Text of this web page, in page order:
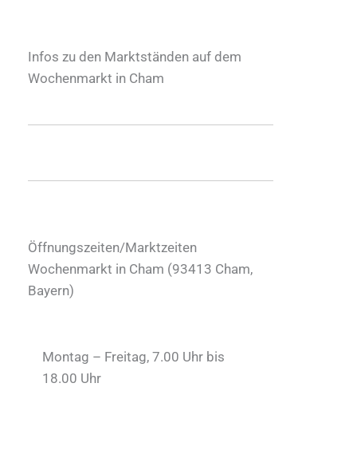
Infos zu den Marktständen auf dem
Wochenmarkt in Cham
Öffnungszeiten/Marktzeiten
Wochenmarkt in Cham (93413 Cham,
Bayern)
Montag – Freitag, 7.00 Uhr bis
18.00 Uhr